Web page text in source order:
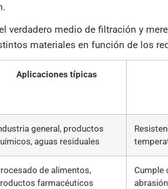
verdadero medio de filtración y
materiales en función de los
Aplicaciones típicas
general, productos
aguas residuales
de alimentos,
farmacéuticos
Cumple